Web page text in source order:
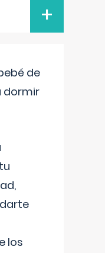
+
de
dormir
los